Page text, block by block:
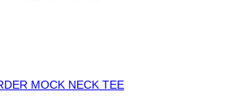
MOCK NECK TEE